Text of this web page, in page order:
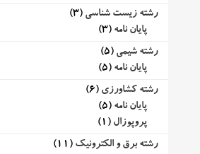
رشته زیست شناسی (3)
پایان نامه (3)
رشته شیمی (5)
پایان نامه (5)
رشته کشاورزی (6)
پایان نامه (5)
پروپوزال (1)
رشته برق و الکترونیک (11)